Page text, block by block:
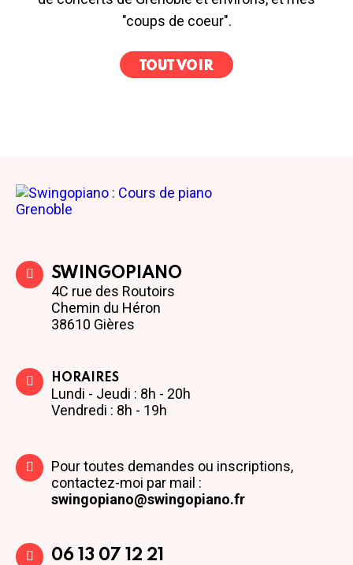
"coups de coeur".
TOUT VOIR
SWINGOPIANO
4C rue des Routoirs
Chemin du Héron
38610 Gières
HORAIRES
Lundi - Jeudi : 8h - 20h
Vendredi : 8h - 19h
Pour toutes demandes ou inscriptions,
contactez-moi par mail :
swingopiano@swingopiano.fr
06 13 07 12 21